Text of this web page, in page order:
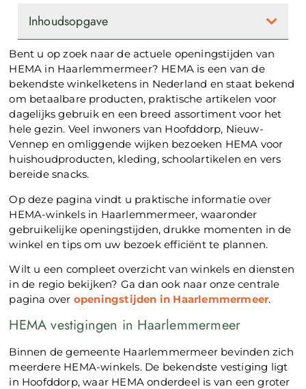
Bent u op zoek naar de actuele openingstijden van
HEMA in Haarlemmermeer? HEMA is een van de
bekendste winkelketens in Nederland en staat bekend
om betaalbare producten, praktische artikelen voor
dagelijks gebruik en een breed assortiment voor het
hele gezin. Veel inwoners van Hoofddorp, Nieuw-
Vennep en omliggende wijken bezoeken HEMA voor
huishoudproducten, kleding, schoolartikelen en vers
bereide snacks.
Op deze pagina vindt u praktische informatie over
HEMA-winkels in Haarlemmermeer, waaronder
gebruikelijke openingstijden, drukke momenten in de
winkel en tips om uw bezoek efficiënt te plannen.
Wilt u een compleet overzicht van winkels en diensten
in de regio bekijken? Ga dan ook naar onze centrale
pagina over openingstijden in Haarlemmermeer.
HEMA vestigingen in Haarlemmermeer
Binnen de gemeente Haarlemmermeer bevinden zich
meerdere HEMA-winkels. De bekendste vestiging ligt
in Hoofddorp, waar HEMA onderdeel is van een groter
Inhoudsopgave